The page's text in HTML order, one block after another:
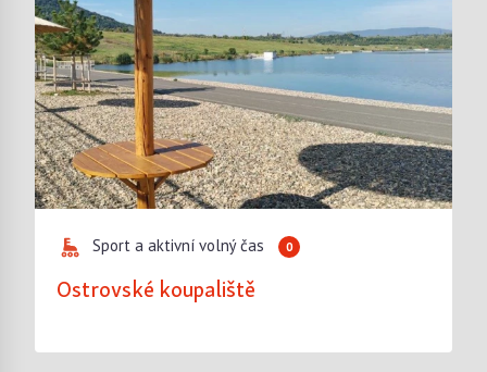
Sport a aktivní volný čas 0
Ostrovské koupaliště